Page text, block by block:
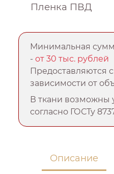
Пленка ПВД
Минимальная
-от 30 тыс. рублей
Предоставляются
зависимости от
В ткани возможны
согласно ГОСТу
Описание